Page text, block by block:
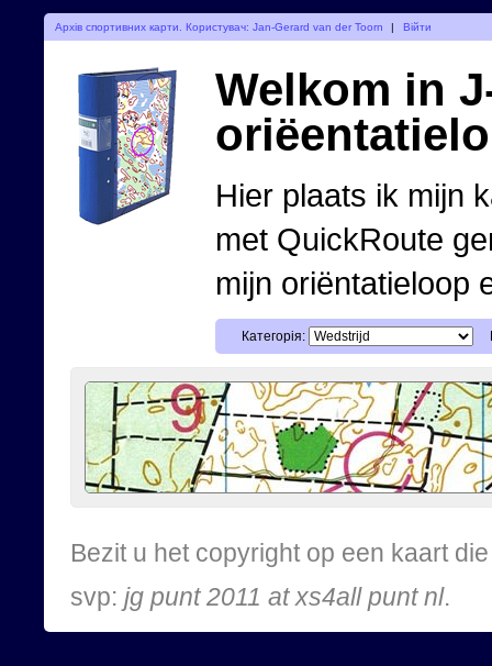
Архів спортивних карти. Користувач: Jan-Gerard van der Toorn | Війти
Welkom in
Hier plaats ik mijn
met QuickRoute
mijn oriëntatieloop
Категорія:
Bezit u het copyright op een kaart
svp: jg punt 2011 at xs4all punt nl.